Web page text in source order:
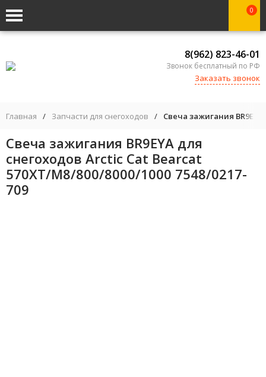
0
8(962) 823-46-01
Звонок бесплатный по РФ
Заказать звонок
Главная / Запчасти для снегоходов / Свеча зажигания
Свеча зажигания BR9EYA для
снегоходов Arctic Cat Bearcat
570XT/M8/800/8000/1000 7548/0217-
709